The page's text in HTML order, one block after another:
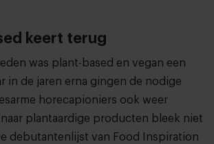
keert terug
was plant-based en vegan een
in de jaren erna gingen de nodige
horecapioniers ook weer
plantaardige producten bleek niet
debutantenlijst van Food Inspiration